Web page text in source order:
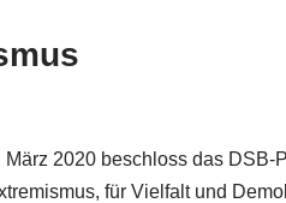
2020 beschloss das DSB-
für Vielfalt und